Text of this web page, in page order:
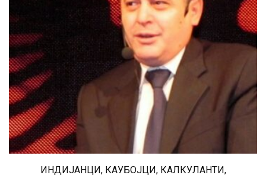
ИНДИЈАНЦИ, КАУБОЈЦИ, КАЛКУЛАНТИ,